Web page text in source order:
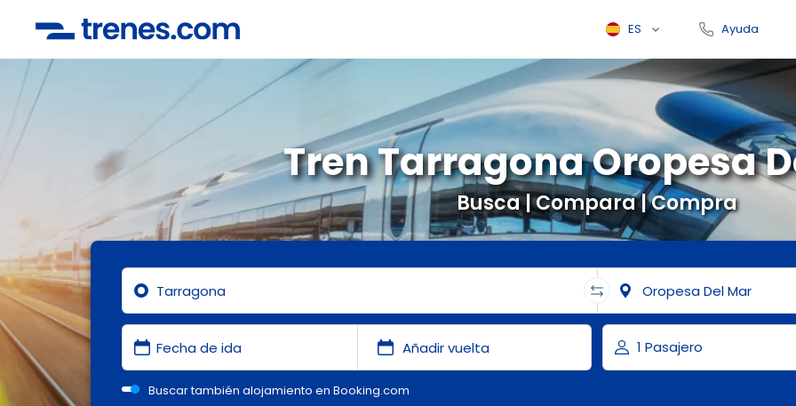
ES Ayuda
Busca | Compara | Compra
Tren Tarragona Oropesa
Buscar también alojamiento en Booking.com